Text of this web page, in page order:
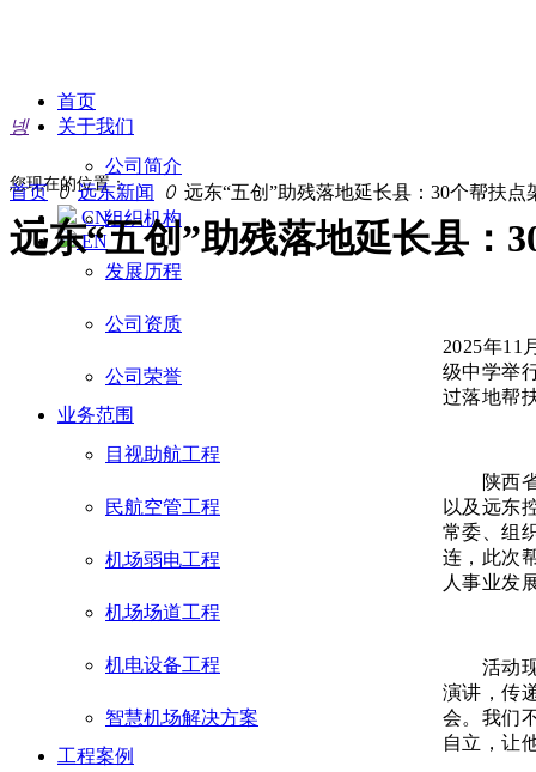
首页
关于我们
公司简介
组织机构
发展历程
公司资质
公司荣誉
业务范围
目视助航工程
民航空管工程
机场弱电工程
机场场道工程
机电设备工程
智慧机场解决方案
工程案例
CN
EN
넹
您现在的位置：
首页 ꄲ 远东新闻 ꄲ 远东“五创”助残落地延长县：30个帮扶
远东“五创”助残落地延长县：
2025年11
级中学举
过落地帮
陕西省
以及远东
常委、组
连，此次
人事业发
活动现
演讲，传
会。我们
自立，让